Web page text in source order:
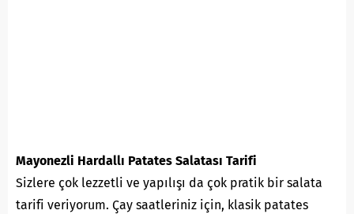
Mayonezli Hardallı Patates Salatası Tarifi
Sizlere çok lezzetli ve yapılışı da çok pratik bir salata
tarifi veriyorum. Çay saatleriniz için, klasik patates